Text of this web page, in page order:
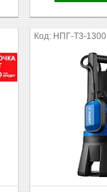
НПГ-Т3-1300